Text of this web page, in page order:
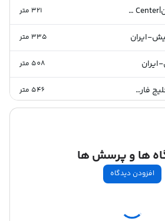
مرکز غواصی کیش-ایران|Kish Diving Center 321متر
ایران 335متر
508 متر
مجموعه هنری و موزه خلیج فارس کیش-ایران 546 متر
ها و پرسش ها
افزودن دیدگاه